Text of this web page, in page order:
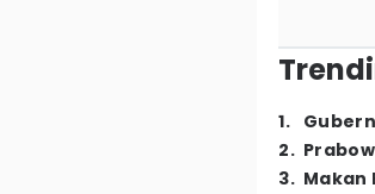
1.
2.
3. Makan